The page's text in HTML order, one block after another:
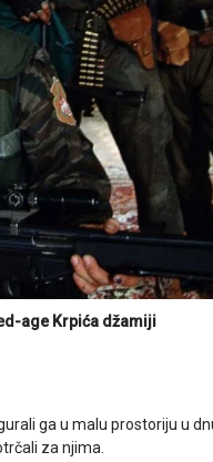
age Krpića džamiji
ga u malu prostoriju u
za njima.